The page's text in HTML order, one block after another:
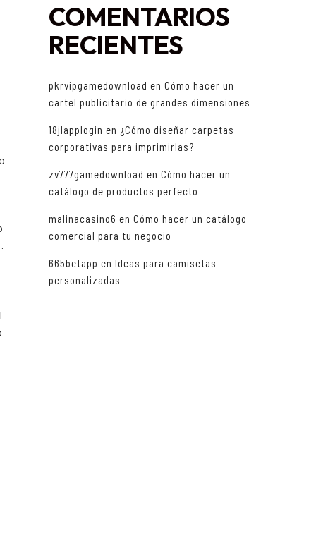
COMENTARIOS
RECIENTES
pkrvipgamedownload en Cómo hacer un
cartel publicitario de grandes dimensiones
18jlapplogin en ¿Cómo diseñar carpetas
corporativas para imprimirlas?
zv777gamedownload en Cómo hacer un
catálogo de productos perfecto
malinacasino6 en Cómo hacer un catálogo
comercial para tu negocio
665betapp en Ideas para camisetas
personalizadas